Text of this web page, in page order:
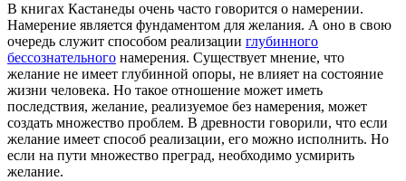
В книгах Кастанеды очень часто говорится о намерении.
Намерение является фундаментом для желания. А оно в свою
очередь служит способом реализации глубинного
бессознательного намерения. Существует мнение, что
желание не имеет глубинной опоры, не влияет на состояние
жизни человека. Но такое отношение может иметь
последствия, желание, реализуемое без намерения, может
создать множество проблем. В древности говорили, что если
желание имеет способ реализации, его можно исполнить. Но
если на пути множество преград, необходимо усмирить
желание.